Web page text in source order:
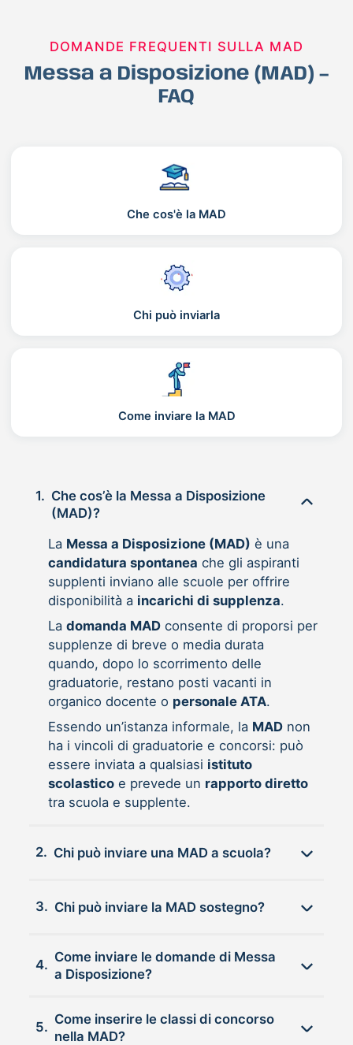
DOMANDE FREQUENTI SULLA MAD
Messa a Disposizione (MAD) –
FAQ
Che cos'è la MAD
Chi può inviarla
Come inviare la MAD
1. Che cos’è la Messa a Disposizione
(MAD)?
La Messa a Disposizione (MAD) è una
candidatura spontanea che gli aspiranti
supplenti inviano alle scuole per offrire
disponibilità a incarichi di supplenza.
La domanda MADconsente di proporsi per
supplenze di breve o media durata
quando, dopo lo scorrimento delle
graduatorie, restano posti vacanti in
organico docente o personale ATA.
Essendo un’istanza informale, la MADnon
ha i vincoli di graduatorie e concorsi: può
essere inviata a qualsiasi istituto
scolasticoe prevede un rapporto diretto
tra scuola e supplente.
2. Chi può inviare una MAD a scuola?
3. Chi può inviare la MAD sostegno?
4.
Come inviare le domande di Messa
a Disposizione?
5.
Come inserire le classi di concorso
nella MAD?